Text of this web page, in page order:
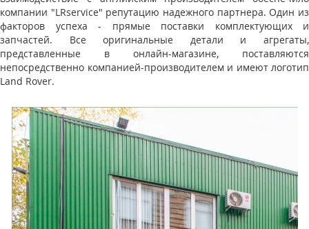
компании "LRservice" репутацию надежного партнера. Один из
факторов успеха - прямые поставки комплектующих и
запчастей. Все оригинальные детали и агрегаты,
представленные в онлайн-магазине, поставляются
непосредственно компанией-производителем и имеют логотип
Land Rover.